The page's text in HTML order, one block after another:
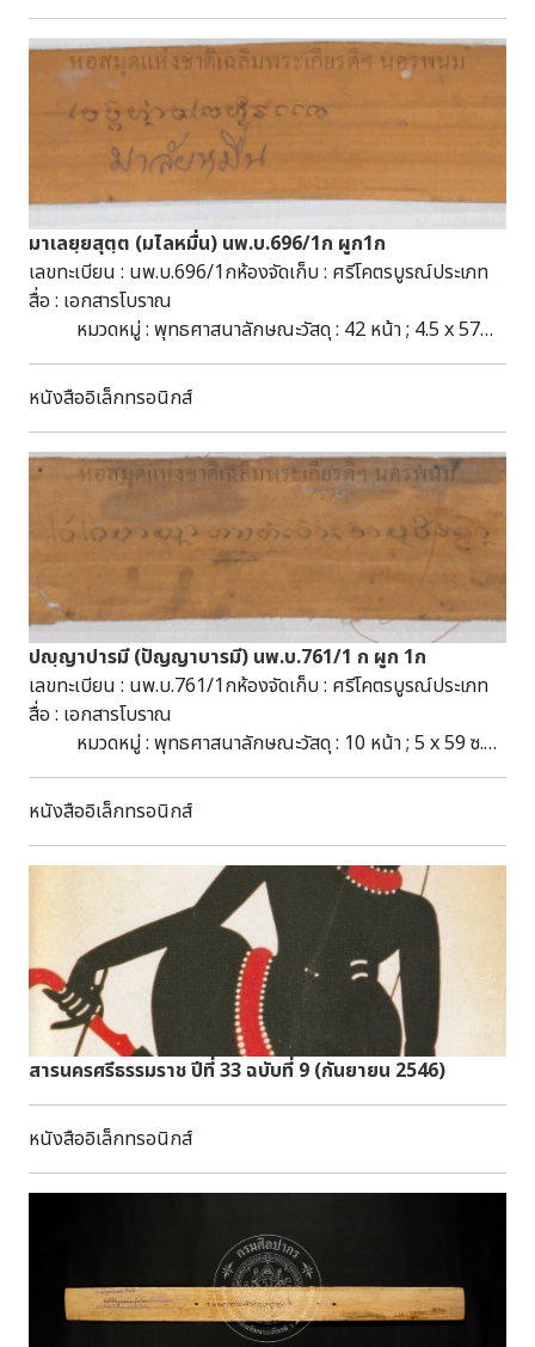
ธรรมอีสานบทคัดย่อ : มีเนื้อหาเกี่ยวกับพุทธศาสนา สามารถ
สืบค้นได้ที่ห้องศรีโคตรบูรณ์ หอสมุดแห่งชาติ
เฉลิมพระเกียรติ สมเด็จพระนางเจ้าสิริกิติ์ พระบรมราชินีนาถ
นครพนม
มาเลยฺยสุตฺต (มไลหมื่น) นพ.บ.696/1ก ผูก1ก
เลขทะเบียน : นพ.บ.696/1กห้องจัดเก็บ : ศรีโคตรบูรณ์ประเภท
สื่อ : เอกสารโบราณ
หมวดหมู่ : พุทธศาสนาลักษณะวัสดุ : 42 หน้า ; 4.5 x 57
ซ.ม. : รักทึบ-ลานดิบ-ล่องชาด-ล่องรัก ; ไม่มีไม้ประกับชื่อชุด : มัด
ที่ 220 (227-242) ผูก 1ก (2568)หัวเรื่อง : มไลหมื่น--เอกสาร
อีสานภาษา : ธรรมอีสานบทคัดย่อ : มีเนื้อหาเกี่ยวกับพุทธศาสนา
สามารถสืบค้นได้ที่ห้องศรีโคตรบูรณ์ หอสมุดแห่งชาติ
เฉลิมพระเกียรติ สมเด็จพระนางเจ้าสิริกิติ์ พระบรมราชินีนาถ
นครพนม
หนังสืออิเล็กทรอนิกส์
ปญฺญาปารมี (ปัญญาบารมี) นพ.บ.761/1 ก ผูก 1ก
เลขทะเบียน : นพ.บ.761/1กห้องจัดเก็บ : ศรีโคตรบูรณ์ประเภท
สื่อ : เอกสารโบราณ
หมวดหมู่ : พุทธศาสนาลักษณะวัสดุ : 10 หน้า ; 5 x 59 ซ.ม.
: ลานดิบ-ล่องรัก ; ไม่มีไม้ประกับชื่อชุด : มัดที่ 237 (407-416)
ผูก 1ก (2568)หัวเรื่อง : ปัญญาบารมี--เอกสารโบราณ
ธรรมอีสานบทคัดย่อ : มีเนื้อหาเกี่ยวกับพุทธศาสนา สามารถ
สืบค้นได้ที่ห้องศรีโคตรบูรณ์ หอสมุดแห่งชาติ
เฉลิมพระเกียรติ สมเด็จพระนางเจ้าสิริกิติ์ พระบรมราชินีนาถ
นครพนม
หนังสืออิเล็กทรอนิกส์
สารนครศรีธรรมราช ปีที่ 33 ฉบับที่ 9 (กันยายน 2546)
หนังสืออิเล็กทรอนิกส์